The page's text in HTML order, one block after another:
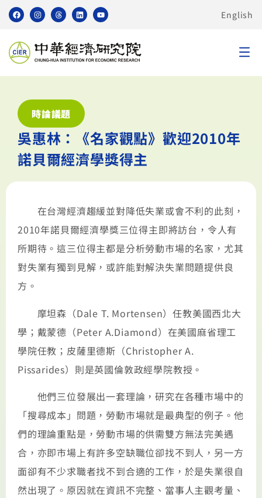
English
時論議題
吳惠林：《名家觀點》歡迎2010年
諾貝爾經濟學獎得主
在台灣經濟趨緩並對降低失業或會不利的此刻，
2010年諾貝爾經濟學獎三位得主即將訪台，令人有
所期待。這三位得主都是分析勞動市場的名家，尤其
對失業有獨到見解，或許能對解決失業問題提供良
方。
摩坦森（Dale T. Mortensen）任教美國西北大
學；戴蒙德（Peter A.Diamond）在美國麻省理工
學院任教；皮薩里德斯（Christopher A.
Pissarides）則是英國倫敦政經學院教授。
他們三位發展出一套理論，研究在各種市場中的
「搜尋成本」問題，勞動市場就是最典型的例子。他
們的理論重點是，勞動市場的供需雙方無法完美遇
合，亦即市場上有許多空缺職位卻找不到人，另一方
面卻有不少求職者找不到合適的工作，於是失業很自
然出現了。原因就在資訊不完整、當事人主觀考量、